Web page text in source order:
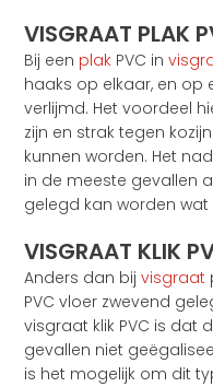
VISGRAAT PLAK
Bij een plak PVC in
haaks op elkaar, en
verlijmd. Het voordeel
zijn en strak tegen
kunnen worden. Het
in de meeste gevallen
gelegd kan worden
VISGRAAT KLIK
Anders dan bijvisgraat
PVC vloer zwevend
visgraat klik PVC is dat
gevallen niet
is het mogelijk om dit